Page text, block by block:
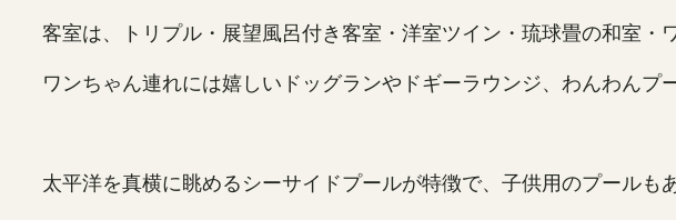
客室は、トリプル・展望風呂付き客室・洋室ツイン・琉球畳の和室
ワンちゃん連れには嬉しいドッグランやドギーラウンジ、わんわんプ
太平洋を真横に眺めるシーサイドプールが特徴で、子供用のプールも